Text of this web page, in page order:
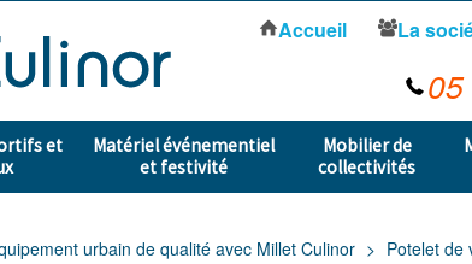
et
Matériel événementiel
et festivité
Mobilier de
collectivités
Accueil La
urbain de qualité avec Millet Culinor Potelet de